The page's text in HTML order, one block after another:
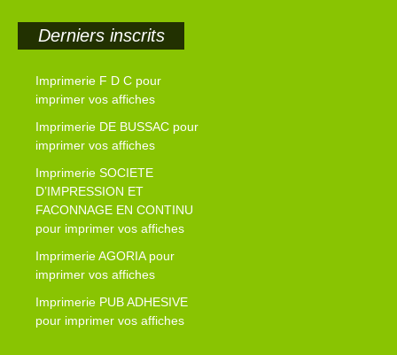
Derniers inscrits
Imprimerie F D C pour
imprimer vos affiches
Imprimerie DE BUSSAC pour
imprimer vos affiches
Imprimerie SOCIETE
D’IMPRESSION ET
FACONNAGE EN CONTINU
pour imprimer vos affiches
Imprimerie AGORIA pour
imprimer vos affiches
Imprimerie PUB ADHESIVE
pour imprimer vos affiches